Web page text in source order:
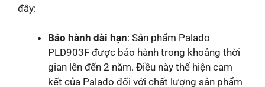
đây:
Bảo hành dài hạn: Sản phẩm Palado
PLD903F được bảo hành trong khoảng thời
gian lên đến 2 năm. Điều này thể hiện cam
kết của Palado đối với chất lượng sản phẩm